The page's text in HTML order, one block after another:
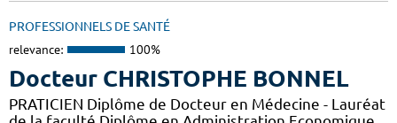
PROFESSIONNELS DE SANTÉ
relevance: 100%
Docteur CHRISTOPHE BONNEL
PRATICIEN Diplôme de Docteur en Médecine - Lauréat